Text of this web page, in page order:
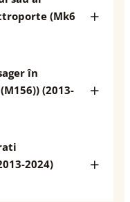
(Mk6
în
(2013-
2024)